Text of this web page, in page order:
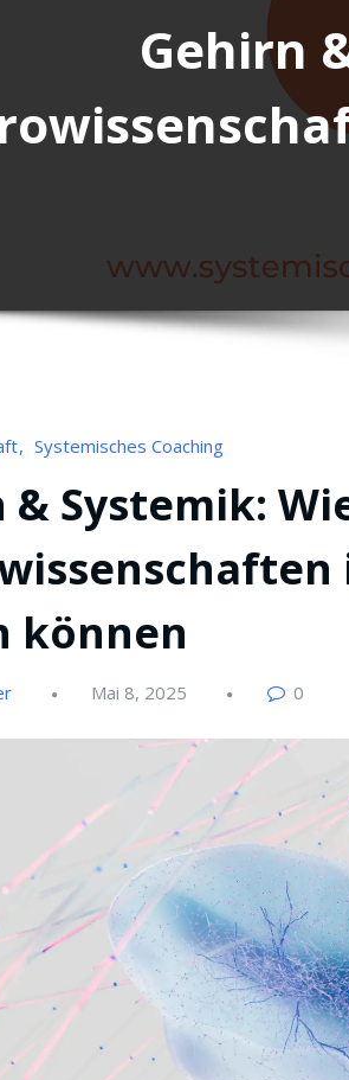
Gehirn
Systemisches Coaching
& Systemik:
können
Mai 8, 2025 0